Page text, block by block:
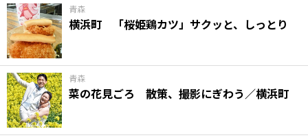
青森
横浜町 「桜姫鶏カツ」サクッと、しっとり
青森
菜の花見ごろ 散策、撮影にぎわう／横浜町